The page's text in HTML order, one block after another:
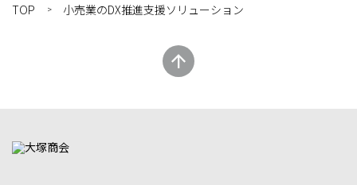
TOP 小売業のDX推進支援ソリューション